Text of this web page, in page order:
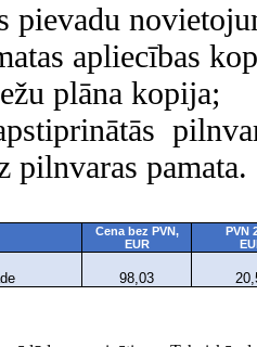
pievadu
apliecības
plāna kopija;
pilnvaras pamata.
Cena bez PVN,
EUR
PVN
98,03